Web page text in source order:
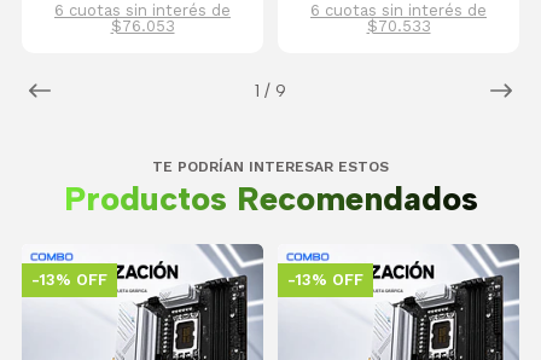
1 / 9
6 cuotas sin interés de
$76.053
6 cuotas sin interés de
$70.533
TE PODRÍAN INTERESAR ESTOS
Productos Recomendados
-13% OFF -13% OFF